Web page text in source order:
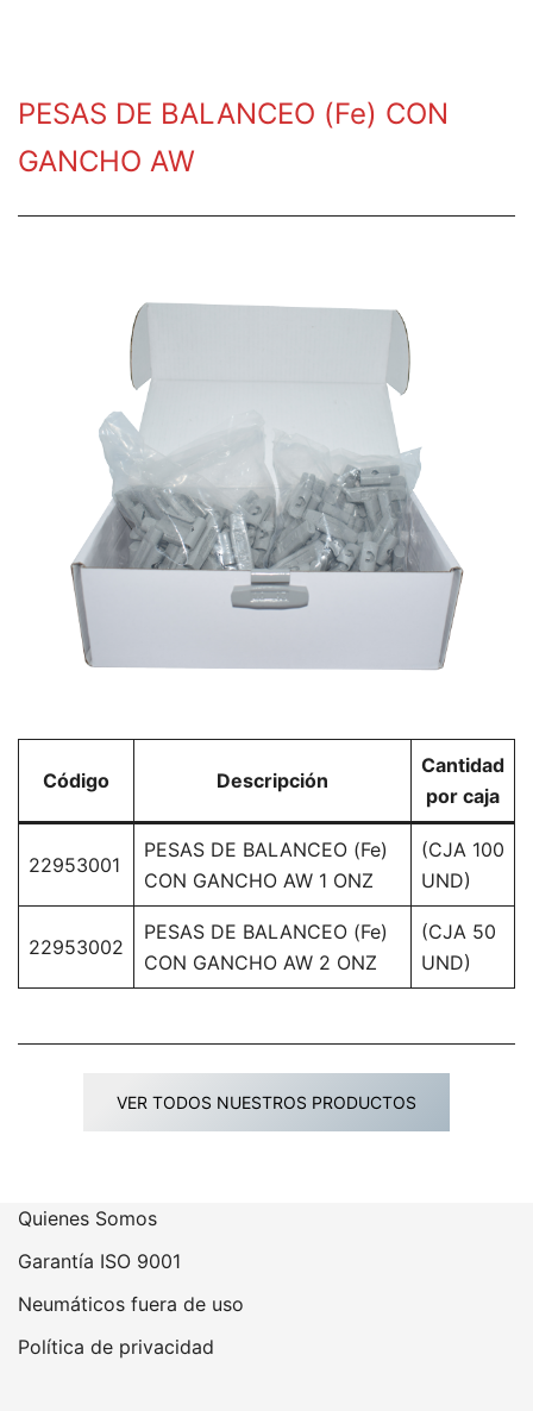
PESAS DE BALANCEO (Fe) CON
GANCHO AW
Código Descripción
Cantidad
por caja
22953001
PESAS DE BALANCEO (Fe)
CON GANCHO AW 1 ONZ
(CJA 100
UND)
22953002
PESAS DE BALANCEO (Fe)
CON GANCHO AW 2 ONZ
(CJA 50
UND)
VER TODOS NUESTROS PRODUCTOS
Quienes Somos
Garantía ISO 9001
Neumáticos fuera de uso
Política de privacidad